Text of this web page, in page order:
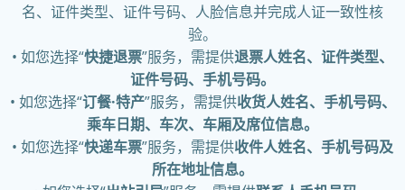
名、证件类型、证件号码、人脸信息并完成人证一致性核
验。
• 如您选择“快捷退票”服务，需提供退票人姓名、证件类型、
证件号码、手机号码。
• 如您选择“订餐·特产”服务，需提供收货人姓名、手机号码、
乘车日期、车次、车厢及席位信息。
• 如您选择“快递车票”服务，需提供收件人姓名、手机号码及
所在地址信息。